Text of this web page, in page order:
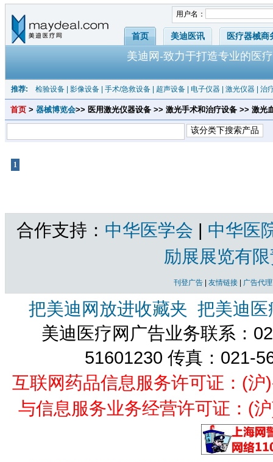
用户名：
首页 美迪医讯 医疗器械商
美迪网-致力于打造专业的医
推荐: 检验设备 影像设备 手术/急救设备 超声设备 电子仪器 激光仪器 治
首页 > 器械博览会>> 医用激光仪器设备 >> 激光手术和治疗设备 >> 激光
1
合作支持： 中华医学会 | 中华医
励展展览有
刊登广告 友情链接 广告代
把美迪网放进收藏夹 把美迪
美迪医疗网广告业务联系：
51601230 传真：021-
互联网药品信息服务许可证：(
与信息服务业务经营许可证：(